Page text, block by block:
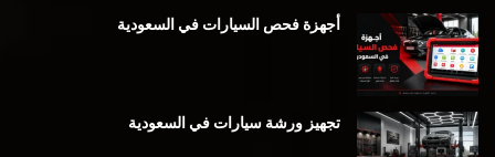
أجهزة فحص السيارات في السعودية
تجهيز ورشة سيارات في السعودية